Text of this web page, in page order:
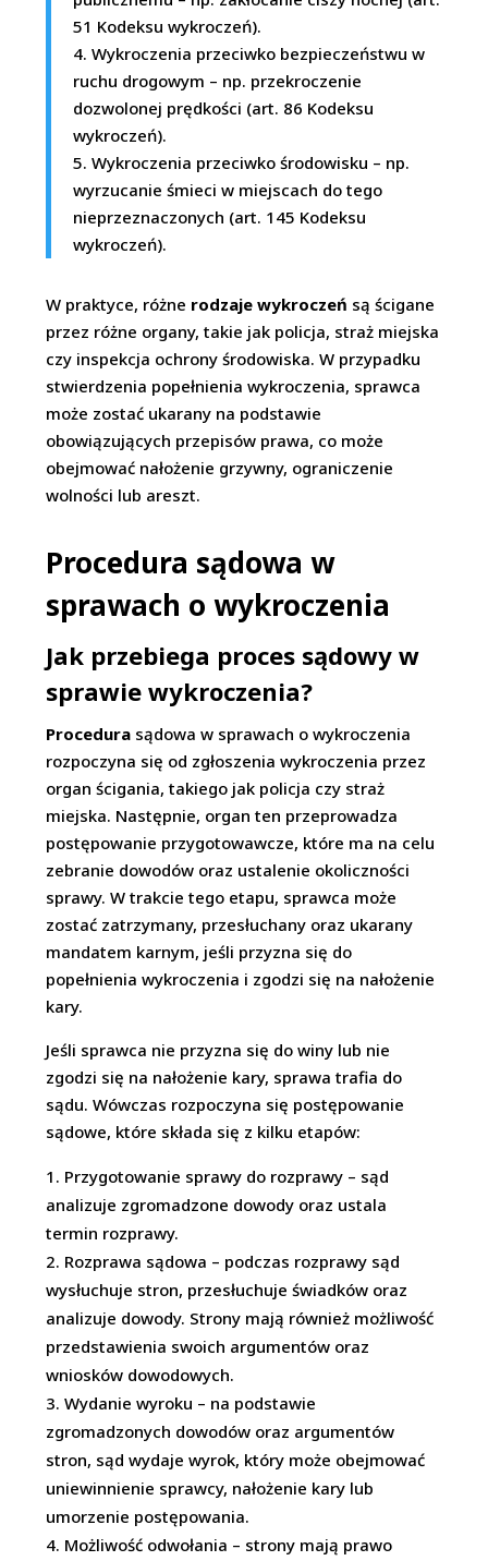
51 Kodeksu wykroczeń).
4. Wykroczenia przeciwko bezpieczeństwu w
ruchu drogowym – np. przekroczenie
dozwolonej prędkości (art. 86 Kodeksu
wykroczeń).
5. Wykroczenia przeciwko środowisku – np.
wyrzucanie śmieci w miejscach do tego
nieprzeznaczonych (art. 145 Kodeksu
wykroczeń).
W praktyce, różne rodzaje wykroczeń są ścigane
przez różne organy, takie jak policja, straż miejska
czy inspekcja ochrony środowiska. W przypadku
stwierdzenia popełnienia wykroczenia, sprawca
może zostać ukarany na podstawie
obowiązujących przepisów prawa, co może
obejmować nałożenie grzywny, ograniczenie
wolności lub areszt.
Procedura sądowa w
sprawach o wykroczenia
Jak przebiega proces sądowy w
sprawie wykroczenia?
Procedura sądowa w sprawach o wykroczenia
rozpoczyna się od zgłoszenia wykroczenia przez
organ ścigania, takiego jak policja czy straż
miejska. Następnie, organ ten przeprowadza
postępowanie przygotowawcze, które ma na celu
zebranie dowodów oraz ustalenie okoliczności
sprawy. W trakcie tego etapu, sprawca może
zostać zatrzymany, przesłuchany oraz ukarany
mandatem karnym, jeśli przyzna się do
popełnienia wykroczenia i zgodzi się na nałożenie
kary.
Jeśli sprawca nie przyzna się do winy lub nie
zgodzi się na nałożenie kary, sprawa trafia do
sądu. Wówczas rozpoczyna się postępowanie
sądowe, które składa się z kilku etapów:
Przygotowanie sprawy do rozprawy – sąd
analizuje zgromadzone dowody oraz ustala
termin rozprawy.
Rozprawa sądowa – podczas rozprawy sąd
wysłuchuje stron, przesłuchuje świadków oraz
analizuje dowody. Strony mają również możliwość
przedstawienia swoich argumentów oraz
wniosków dowodowych.
Wydanie wyroku – na podstawie
zgromadzonych dowodów oraz argumentów
stron, sąd wydaje wyrok, który może obejmować
uniewinnienie sprawcy, nałożenie kary lub
umorzenie postępowania.
Możliwość odwołania – strony mają prawo